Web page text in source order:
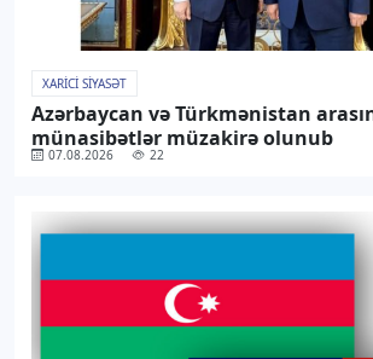
XARICI SIYASƏT
Azərbaycan və Türkmənistan
münasibətlər müzakirə olunub
07.08.2026 22